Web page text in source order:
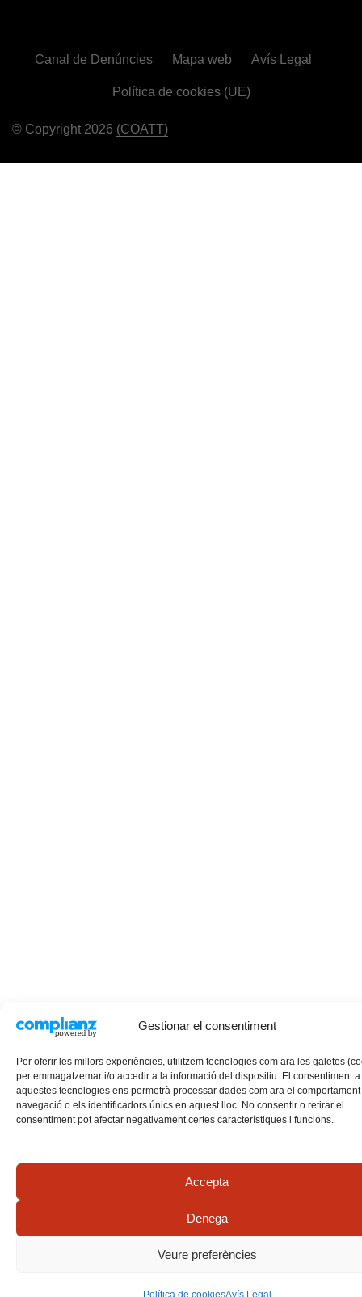
Gestionar el consentiment
Per oferir les millors experiències, utilitzem tecnologies com ara les galetes
per emmagatzemar i/o accedir a la informació del dispositiu. El consentiment a
aquestes tecnologies ens permetrà processar dades com ara el
navegació o els identificadors únics en aquest lloc. No consentir o retirar el
consentiment pot afectar negativament certes característiques i funcions.
Accepta
Denega
Veure preferències
Política de cookiesAvís Legal
© Copyright 2026 (COATT)
Canal de Denúncies Mapa web Avís Legal
Política de cookies (UE)